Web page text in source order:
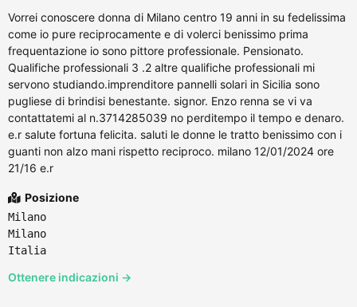
Vorrei conoscere donna di Milano centro 19 anni in su fedelissima
come io pure reciprocamente e di volerci benissimo prima
frequentazione io sono pittore professionale. Pensionato.
Qualifiche professionali 3 .2 altre qualifiche professionali mi
servono studiando.imprenditore pannelli solari in Sicilia sono
pugliese di brindisi benestante. signor. Enzo renna se vi va
contattatemi al n.3714285039 no perditempo il tempo e denaro.
e.r salute fortuna felicita. saluti le donne le tratto benissimo con i
guanti non alzo mani rispetto reciproco. milano 12/01/2024 ore
21/16 e.r
Posizione
Milano
Milano
Italia
Ottenere indicazioni →